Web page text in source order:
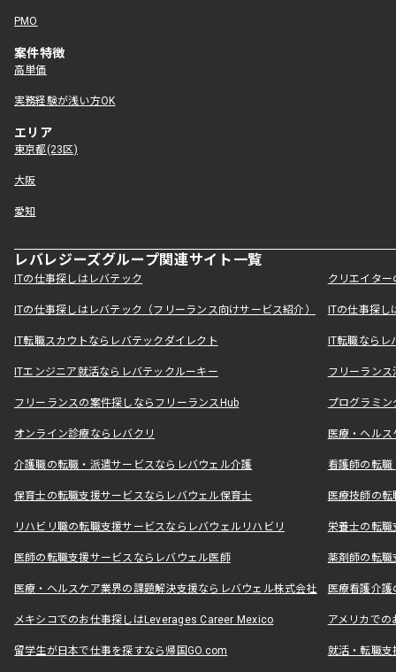
PMO
案件特徴
高単価
実務経験が浅い方OK
エリア
東京都(23区)
大阪
愛知
レバレジーズグループ関連サイト一覧
ITの仕事探しはレバテック クリエイタ
ITの仕事探しはレバテック（フリーランス向けサービス紹介） ITの仕事探
IT転職スカウトならレバテックダイレクト IT転職なら
ITエンジニア就活ならレバテックルーキー フリーラン
フリーランスの案件探しならフリーランスHub プログラミ
オンライン診療ならレバクリ 医療・ヘル
介護職の転職・派遣サービスならレバウェル介護 看護師の転
保育士の転職支援サービスならレバウェル保育士 医療技師の
リハビリ職の転職支援サービスならレバウェルリハビリ 栄養士の転
医師の転職支援サービスならレバウェル医師 薬剤師の転
医療・ヘルスケア業界の課題解決支援ならレバウェル株式会社 医療看護介
メキシコでのお仕事探しはLeverages Career Mexico アメリカで
留学生が日本で仕事を探すなら帰国GO.com 就活・転職